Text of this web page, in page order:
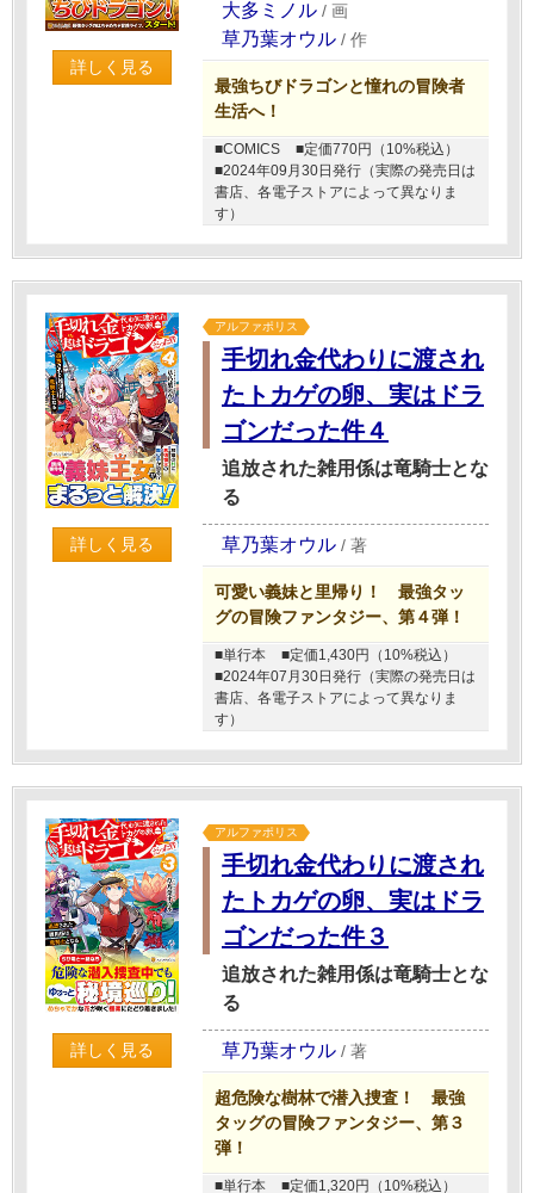
詳しく見る
大多ミノル / 画
草乃葉オウル / 作
最強ちびドラゴンと憧れの冒険者
生活へ！
■COMICS
■定価770円（10%税込）
■2024年09月30日発行（実際の発売日は
書店、各電子ストアによって異なりま
す）
詳しく見る
アルファポリス
手切れ金代わりに渡され
たトカゲの卵、実はドラ
ゴンだった件４
追放された雑用係は竜騎士とな
る
草乃葉オウル / 著
可愛い義妹と里帰り！ 最強タッ
グの冒険ファンタジー、第４弾！
■単行本
■定価1,430円（10%税込）
■2024年07月30日発行（実際の発売日は
書店、各電子ストアによって異なりま
す）
詳しく見る
アルファポリス
手切れ金代わりに渡され
たトカゲの卵、実はドラ
ゴンだった件３
追放された雑用係は竜騎士とな
る
草乃葉オウル / 著
超危険な樹林で潜入捜査！ 最強
タッグの冒険ファンタジー、第３
弾！
■単行本
■定価1,320円（10%税込）